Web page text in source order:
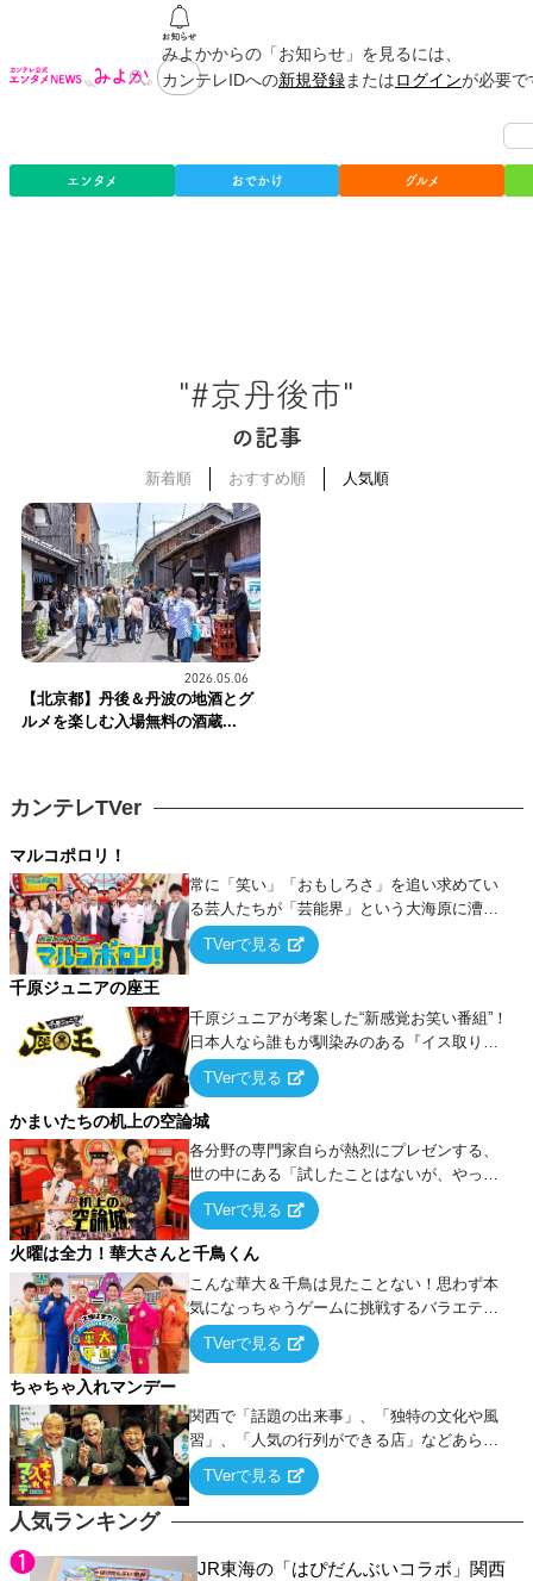
みよかからの「お知らせ」を見るには、
カンテレIDへの新規登録またはログインが必要
エンタメ おでかけ グルメ
"#京丹後市"
の記事
新着順 おすすめ順 人気順
2026.05.06
【北京都】丹後＆丹波の地酒とグ
ルメを楽しむ入場無料の酒蔵...
人気ランキング
JR東海の「はぴだんぶいコラボ」関西
カンテレTVer
マルコポロリ！
常に「笑い」「おもしろさ」を追い求めてい
る芸人たちが「芸能界」という大海原に漕ぎ
出でて、新たなオモシロ人間を発掘する！
TVerで見る
千原ジュニアの座王
千原ジュニアが考案した“新感覚お笑い番組”！
日本人なら誰もが馴染みのある『イス取りゲ
ーム』をベースに、大喜利・ギャグ・モノボ
ケ・歌…など様々なお題で芸人がショートネ
タを競い合う！
TVerで見る
かまいたちの机上の空論城
各分野の専門家自らが熱烈にプレゼンする、
世の中にある「試したことはないが、やって
みたらこうなる！…ハズ」という“机上の空
論”に若手芸人らがカラダを張って挑む！
TVerで見る
火曜は全力！華大さんと千鳥くん
こんな華大＆千鳥は見たことない！思わず本
気になっちゃうゲームに挑戦するバラエティ
ー！
TVerで見る
ちゃちゃ入れマンデー
関西で「話題の出来事」、「独特の文化や風
習」、「人気の行列ができる店」などあらゆ
るテーマについて好き放題にちゃちゃを入れ
ていく関西色を前面に押し出したトークバラ
TVerで見る